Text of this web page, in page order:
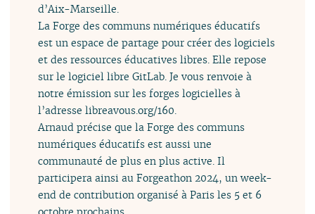
d’Aix-Marseille.
La Forge des communs numériques éducatifs
est un espace de partage pour créer des logiciels
et des ressources éducatives libres. Elle repose
sur le logiciel libre GitLab. Je vous renvoie à
notre émission sur les forges logicielles à
l’adresse libreavous.org/160.
Arnaud précise que la Forge des communs
numériques éducatifs est aussi une
communauté de plus en plus active. Il
participera ainsi au Forgeathon 2024, un week-
end de contribution organisé à Paris les 5 et 6
octobre prochains.